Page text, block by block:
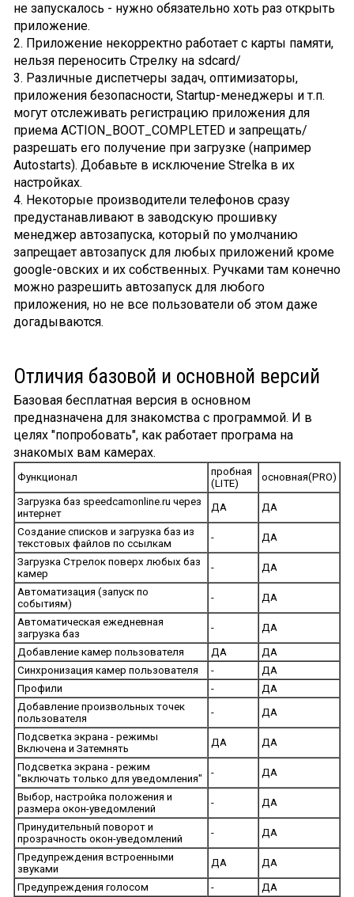
не запускалось - нужно обязательно хоть раз открыть
приложение.
2. Приложение некорректно работает с карты памяти,
нельзя переносить Стрелку на sdcard/
3. Различные диспетчеры задач, оптимизаторы,
приложения безопасности, Startup-менеджеры и т.п.
могут отслеживать регистрацию приложения для
приема ACTION_BOOT_COMPLETED и запрещать/
разрешать его получение при загрузке (например
Autostarts). Добавьте в исключение Strelka в их
настройках.
4. Некоторые производители телефонов сразу
предустанавливают в заводскую прошивку
менеджер автозапуска, который по умолчанию
запрещает автозапуск для любых приложений кроме
google-овских и их собственных. Ручками там конечно
можно разрешить автозапуск для любого
приложения, но не все пользователи об этом даже
догадываются.
Отличия базовой и основной версий
Базовая бесплатная версия в основном
предназначена для знакомства с программой. И в
целях "попробовать", как работает програма на
знакомых вам камерах.
Функционал
пробная
(LITE)
основная(PRO)
Загрузка баз speedcamonline.ru через
интернет
ДА ДА
Создание списков и загрузка баз из
текстовых файлов по ссылкам
- ДА
Загрузка Стрелок поверх любых баз
камер
- ДА
Автоматизация (запуск по
событиям)
- ДА
Автоматическая ежедневная
загрузка баз
- ДА
Добавление камер пользователя ДА
ДА
Синхронизация камер пользователя
-
ДА
Профили
-
ДА
Добавление произвольных точек
пользователя
- ДА
Подсветка экрана - режимы
Включена и Затемнять
ДА ДА
Подсветка экрана - режим
"включать только для уведомления"
- ДА
Выбор, настройка положения и
размера окон-уведомлений
- ДА
Принудительный поворот и
прозрачность окон-уведомлений
- ДА
Предупреждения встроенными
звуками
ДА ДА
Предупреждения голосом - ДА